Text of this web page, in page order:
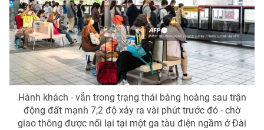
Emagazine Podcast
Photo Infographic
Video Shorts video
VTV Money VTV Thể thao
Hành khách - vẫn trong trạng thái bàng hoàng sau trận
động đất mạnh 7,2 độ xảy ra vài phút trước đó - chờ
giao thông được nối lại tại một ga tàu điện ngầm ở Đài